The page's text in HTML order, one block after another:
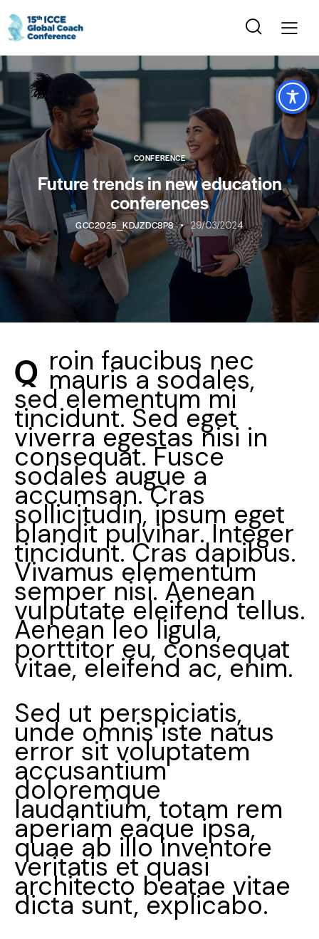
CONFERENCE
Future trends in new education
conferences
GCC2025_KDJZDC8P8 29/03/2024
Q roin faucibus nec
mauris a sodales,
sed elementum mi
tincidunt. Sed eget
viverra egestas nisi in
consequat. Fusce
sodales augue a
accumsan. Cras
sollicitudin, ipsum eget
blandit pulvinar. Integer
tincidunt. Cras dapibus.
Vivamus elementum
semper nisi. Aenean
vulputate eleifend tellus.
Aenean leo ligula,
porttitor eu, consequat
vitae, eleifend ac, enim.
Sed ut perspiciatis,
unde omnis iste natus
error sit voluptatem
accusantium
doloremque
laudantium, totam rem
aperiam eaque ipsa,
quae ab illo inventore
veritatis et quasi
architecto beatae vitae
dicta sunt, explicabo.